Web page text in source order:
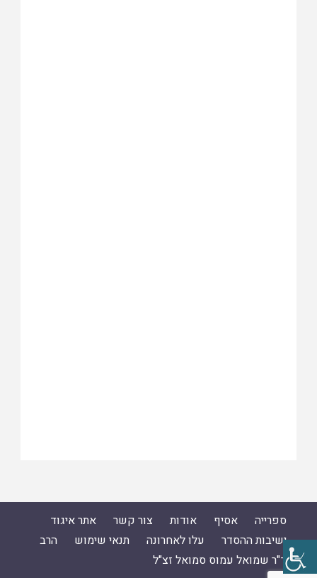
ספרייה אסיף אודות צור קשר
אתר איגוד
ישיבות ההסדר
עלו לאחרונה תנאי שימוש
הרב
ד"ר שמואל עמוס סמואל זצ"ל